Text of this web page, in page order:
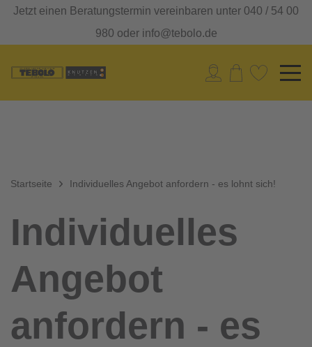
Jetzt einen Beratungstermin vereinbaren unter 040 / 54 00
980 oder info@tebolo.de
Startseite Individuelles Angebot anfordern - es lohnt sich!
Individuelles
Angebot
anfordern - es